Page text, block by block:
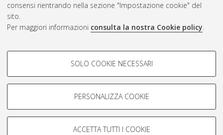
consensi rientrando nella sezione "Impostazione cookie" del
sito.
Per maggiori informazioni consulta la nostra Cookie policy.
COOKIE DI PROFILAZIONE -
Si tratta di cookie utilizzati per analizzare le caratteristiche della
navigazione degli utenti, creare profili in base al loro comportamento
Mostra cookie di profilazione
SOLO COOKIE NECESSARI
PERSONALIZZA COOKIE
ACCETTA TUTTI I COOKIE
ISSN: 2038-7946
Impostazioni Cookie
Informativa sulla privacy
Condizioni d’uso del sito